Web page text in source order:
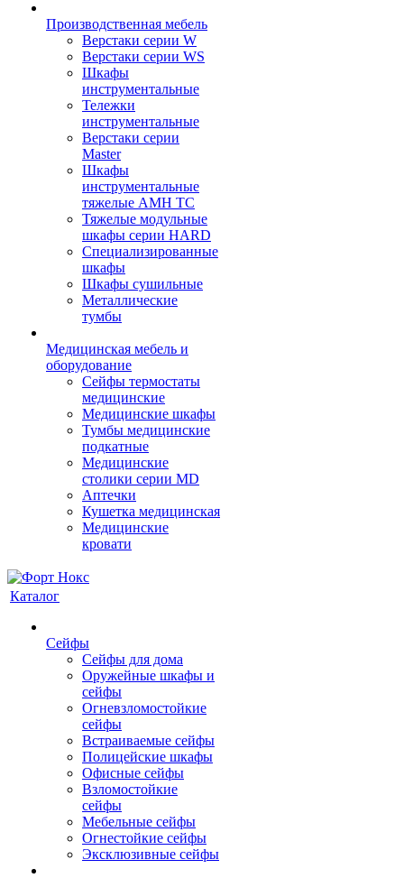
Производственная мебель
Верстаки серии W
Верстаки серии WS
Шкафы
инструментальные
Тележки
инструментальные
Верстаки серии
Master
Шкафы
инструментальные
тяжелые AMH TC
Тяжелые модульные
шкафы серии HARD
Cпециализированные
шкафы
Шкафы сушильные
Металлические
тумбы
Медицинская мебель и
оборудование
Сейфы термостаты
медицинские
Медицинские шкафы
Тумбы медицинские
подкатные
Медицинские
столики серии MD
Аптечки
Кушетка медицинская
Медицинские
кровати
Каталог
Сейфы
Сейфы для дома
Оружейные шкафы и
сейфы
Огневзломостойкие
сейфы
Встраиваемые сейфы
Полицейские шкафы
Офисные сейфы
Взломостойкие
сейфы
Мебельные сейфы
Огнестойкие сейфы
Эксклюзивные сейфы